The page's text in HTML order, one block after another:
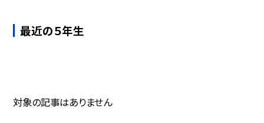
最近の５年生
対象の記事はありません